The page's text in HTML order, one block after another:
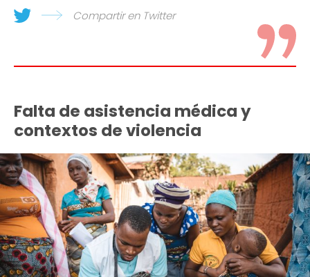
Compartir en Twitter
Falta de asistencia médica y
contextos de violencia